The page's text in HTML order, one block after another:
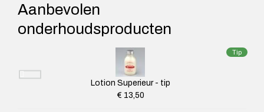
Aanbevolen
onderhoudsproducten
Tip
Lotion Superieur - tip
€ 13,50